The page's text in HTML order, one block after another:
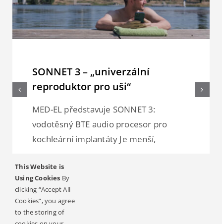
SONNET 3 – „univerzální
reproduktor pro uši“
MED-EL představuje SONNET 3:
vodotěsný BTE audio procesor pro
kochleární implantáty Je menší,
READ ARTICLE
Categories:
This Website is
Using Cookies By
clicking “Accept All
Cookies”, you agree
to the storing of